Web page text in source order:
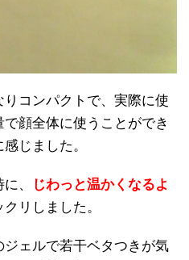
コンパクトで、実際に使
顔全体に使うことができ
じました。
、
じわっと温かくなるよ
リしました。
ェルで若干ベタつきが気